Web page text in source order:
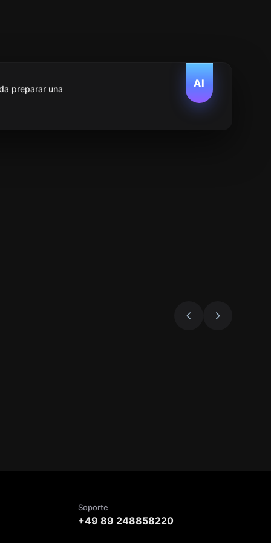
AI
preparar una
Soporte
+49 89 248858220